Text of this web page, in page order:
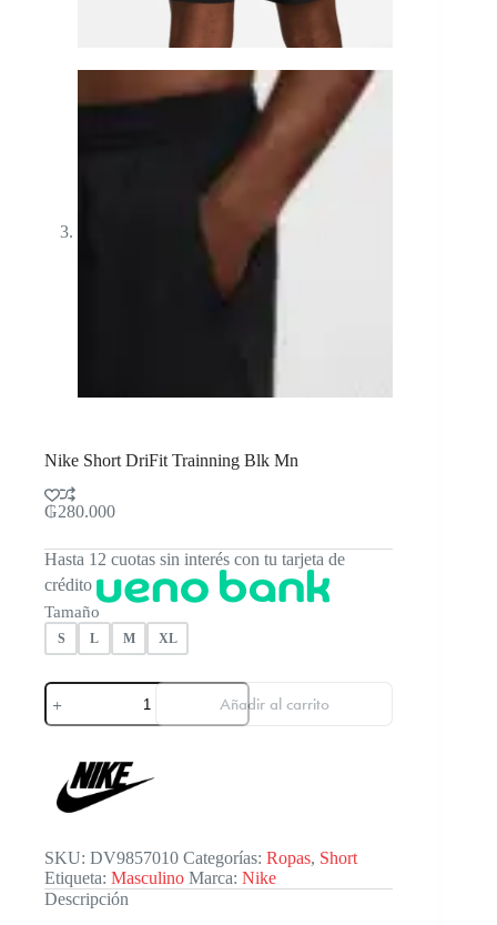
Nike Short DriFit Trainning Blk Mn
₲280.000
Hasta 12 cuotas sin interés con tu tarjeta de
crédito
Tamaño
S L M XL
Nike
Short
DriFit
Mn
cantidad
Añadir al carrito
SKU: DV9857010 Categorías: Ropas, Short
Etiqueta: Masculino Marca: Nike
Descripción